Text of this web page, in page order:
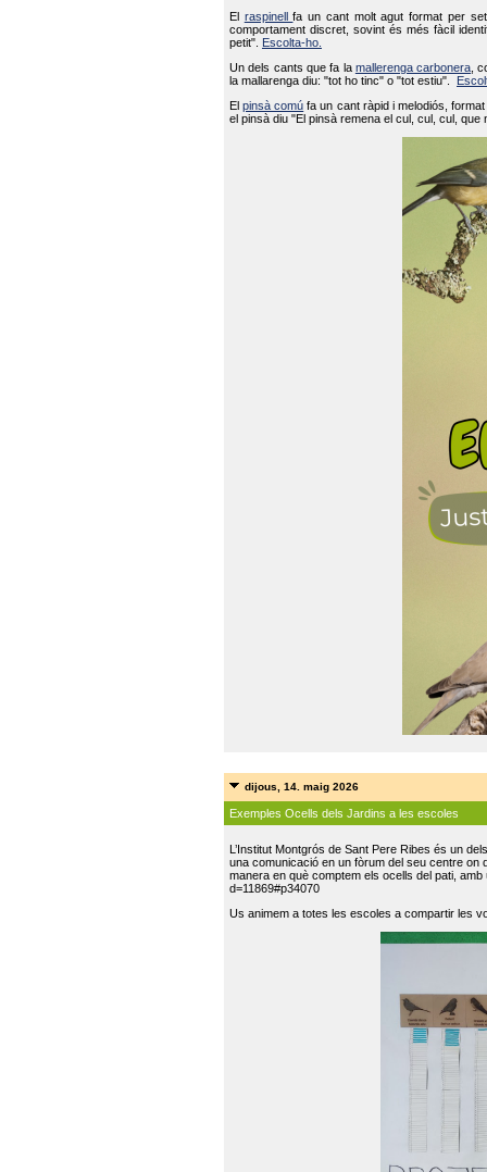
El raspinellfa un cant molt agut format per
comportament discret, sovint és més fàcil
petit".
Escolta-ho.
Un dels cants que fa la mallerenga carbonera ,
la mallarenga diu: "tot ho tinc" o "tot estiu".
Elpinsà comú fa un cant ràpid i melodiós,
el pinsà diu "El pinsà remena el cul, cul, cul,
dijous, 14. maig 2026
Exemples Ocells dels Jardins a les escoles
L’Institut Montgrós de Sant Pere Ribes és un
una comunicació en un fòrum del seu centre on
manera en què comptem els ocells del pati,
d=11869#p34070
Us animem a totes les escoles a compartir les